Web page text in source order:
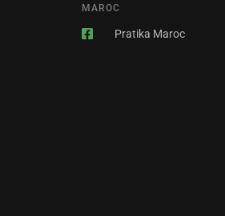
MAROC
Pratika Maroc